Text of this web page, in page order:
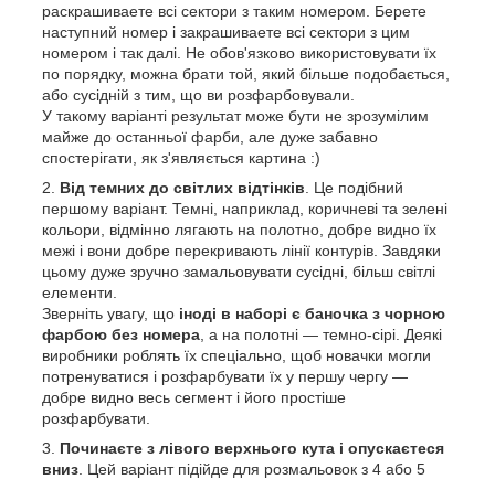
раскрашиваете всі сектори з таким номером. Берете
наступний номер і закрашиваете всі сектори з цим
номером і так далі. Не обов'язково використовувати їх
по порядку, можна брати той, який більше подобається,
або сусідній з тим, що ви розфарбовували.
У такому варіанті результат може бути не зрозумілим
майже до останньої фарби, але дуже забавно
спостерігати, як з'являється картина :)
Від темних до світлих відтінків . Це подібний
першому варіант. Темні, наприклад, коричневі та зелені
кольори, відмінно лягають на полотно, добре видно їх
межі і вони добре перекривають лінії контурів. Завдяки
цьому дуже зручно замальовувати сусідні, більш світлі
елементи.
Зверніть увагу, що іноді в наборі є баночка з чорною
фарбою без номера , а на полотні — темно-сірі. Деякі
виробники роблять їх спеціально, щоб новачки могли
потренуватися і розфарбувати їх у першу чергу —
добре видно весь сегмент і його простіше
розфарбувати.
Починаєте з лівого верхнього кута і опускаєтеся
вниз . Цей варіант підійде для розмальовок з 4 або 5